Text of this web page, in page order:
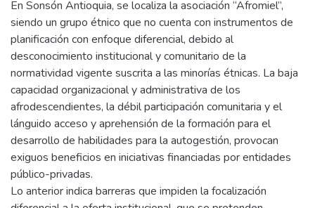
En Sonsón Antioquia, se localiza la asociación “Afromiel”,
siendo un grupo étnico que no cuenta con instrumentos de
planificación con enfoque diferencial, debido al
desconocimiento institucional y comunitario de la
normatividad vigente suscrita a las minorías étnicas. La baja
capacidad organizacional y administrativa de los
afrodescendientes, la débil participación comunitaria y el
lánguido acceso y aprehensión de la formación para el
desarrollo de habilidades para la autogestión, provocan
exiguos beneficios en iniciativas financiadas por entidades
público-privadas.
Lo anterior indica barreras que impiden la focalización